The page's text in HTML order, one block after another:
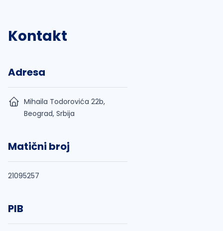
Kontakt
Adresa
Mihaila Todorovića 22b,
Beograd, Srbija
Matični broj
21095257
PIB